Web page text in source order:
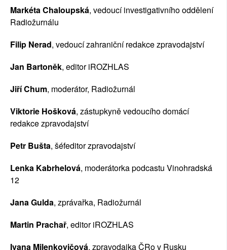
Markéta Chaloupská, vedoucí investigativního oddělení
Radiožurnálu
Filip Nerad, vedoucí zahraniční redakce zpravodajství
Jan Bartoněk, editor iROZHLAS
Jiří Chum, moderátor, Radiožurnál
Viktorie Hošková, zástupkyně vedoucího domácí
redakce zpravodajství
Petr Bušta, šéfeditor zpravodajství
Lenka Kabrhelová, moderátorka podcastu Vinohradská
12
Jana Gulda, zprávařka, Radiožurnál
Martin Prachař, editor iROZHLAS
Ivana Milenkovičová, zpravodajka ČRo v Rusku